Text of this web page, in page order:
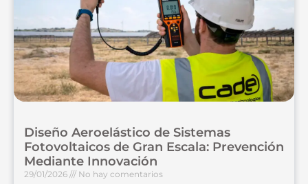
Diseño Aeroelástico de Sistemas
Fotovoltaicos de Gran Escala: Prevención
Mediante Innovación
29/01/2026 No hay comentarios